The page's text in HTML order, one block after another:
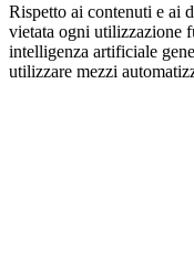
Rispetto ai contenuti e ai
vietata ogni utilizzazione
intelligenza artificiale
utilizzare mezzi